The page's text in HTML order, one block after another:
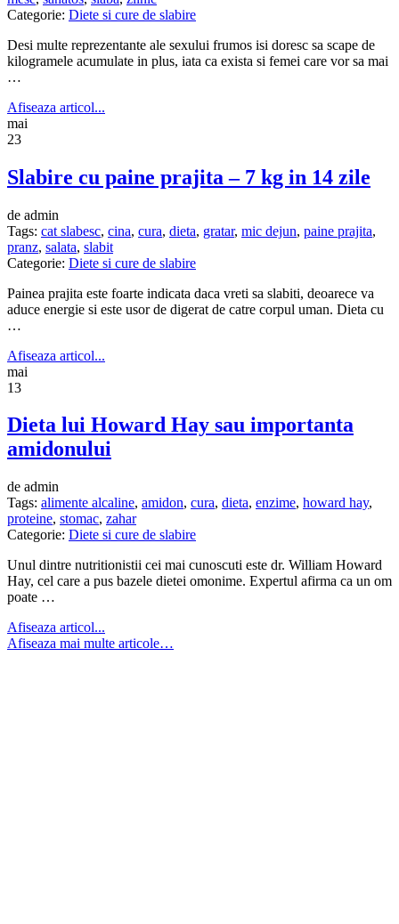
Categorie: Diete si cure de slabire
Desi multe reprezentante ale sexului frumos isi doresc sa scape de
kilogramele acumulate in plus, iata ca exista si femei care vor sa mai
…
Afiseaza articol...
mai
23
Slabire cu paine prajita – 7 kg in 14 zile
de admin
Tags: cat slabesc, cina, cura, dieta, gratar, mic dejun, paine prajita,
pranz, salata, slabit
Categorie: Diete si cure de slabire
Painea prajita este foarte indicata daca vreti sa slabiti, deoarece va
aduce energie si este usor de digerat de catre corpul uman. Dieta cu
…
Afiseaza articol...
mai
13
Dieta lui Howard Hay sau importanta
amidonului
de admin
Tags: alimente alcaline, amidon, cura, dieta, enzime, howard hay,
proteine, stomac, zahar
Categorie: Diete si cure de slabire
Unul dintre nutritionistii cei mai cunoscuti este dr. William Howard
Hay, cel care a pus bazele dietei omonime. Expertul afirma ca un om
poate …
Afiseaza articol...
Afiseaza mai multe articole…